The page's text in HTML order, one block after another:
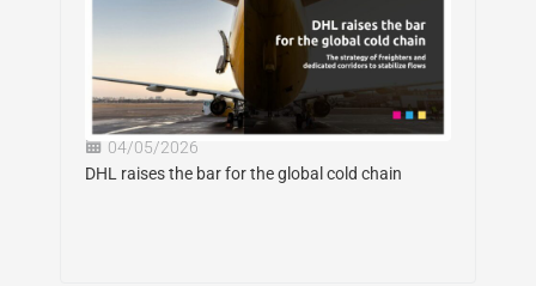
04/05/2026
DHL raises the bar for the global cold chain